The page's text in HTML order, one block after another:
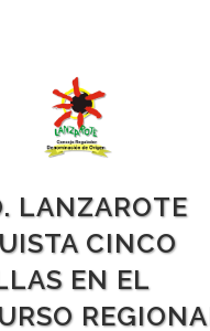
LANZAROTE
CINCO
EN EL